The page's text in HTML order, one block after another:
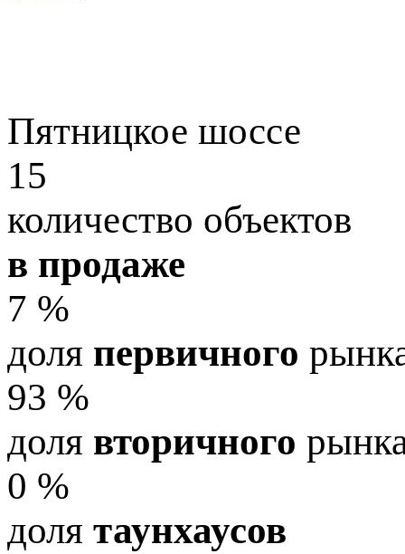
Пятницкое шоссе
15
количество объектов
в продаже
7 %
доля первичного
93 %
доля вторичного
0 %
доля таунхаусов